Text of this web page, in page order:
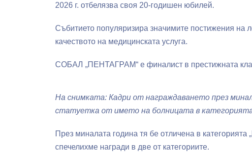
2026 г. отбелязва своя 20-годишен юбилей.
Събитието популяризира значимите постижения на
качеството на медицинската услуга.
СОБАЛ „ПЕНТАГРАМ“ е финалист в престижната
На снимката: Кадри от награждаването през
статуетка от името на болницата в категорията
През миналата година тя бе отличена в категорията
спечелихме награди в две от категориите.